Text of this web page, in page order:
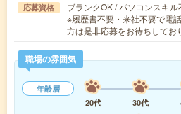
応募資格
ブランクOK / パソコンスキ
※履歴書不要・来社不要で電
方は是非応募をお待ちして
職場の雰囲気
年齢層
20代
30代